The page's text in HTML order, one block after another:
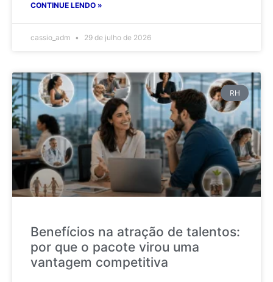
CONTINUE LENDO »
cassio_adm 29 de julho de 2026
RH
Benefícios na atração de talentos:
por que o pacote virou uma
vantagem competitiva